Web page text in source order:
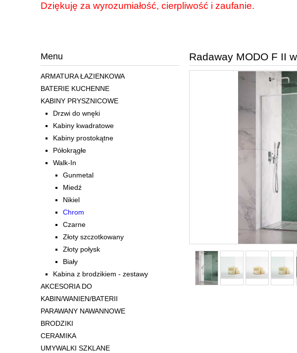
Dziękuję za wyrozumiałość, cierpliwość i zaufanie.
Menu
ARMATURA ŁAZIENKOWA
BATERIE KUCHENNE
KABINY PRYSZNICOWE
Drzwi do wnęki
Kabiny kwadratowe
Kabiny prostokątne
Półokrągłe
Walk-In
Gunmetal
Miedź
Nikiel
Chrom
Czarne
Złoty szczotkowany
Złoty połysk
Biały
Kabina z brodzikiem - zestawy
AKCESORIA DO
KABIN/WANIEN/BATERII
PARAWANY NAWANNOWE
BRODZIKI
CERAMIKA
UMYWALKI SZKLANE
Radaway MODO F II